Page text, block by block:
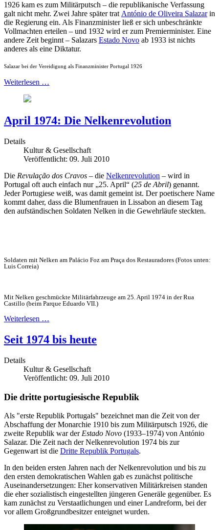
1926 kam es zum Militärputsch – die republikanische Verfassung
galt nicht mehr. Zwei Jahre später trat António de Oliveira Salazarin
die Regierung ein. Als Finanzminister ließ er sich unbeschränkte
Vollmachten erteilen – und 1932 wird er zum Premierminister. Eine
andere Zeit beginnt – Salazars Estado Novo ab 1933 ist nichts
anderes als eine Diktatur.
Salazar bei der Vereidigung als Finanzminister Portugal 1926
Weiterlesen …
April 1974: Die Nelkenrevolution
Details
Kultur & Gesellschaft
Veröffentlicht: 09. Juli 2010
Die Revulação dos Cravos – die Nelkenrevolution – wird in
Portugal oft auch einfach nur „25. April“ (25 de Abril) genannt.
Jeder Portugiese weiß, was damit gemeint ist. Der poetischere Name
kommt daher, dass die Blumenfrauen in Lissabon an diesem Tag
den aufständischen Soldaten Nelken in die Gewehrläufe steckten.
Soldaten mit Nelken am Palácio Foz am Praça dos Restauradores (Fotos unten:
Luis Correia)
Mit Nelken geschmückte Militärfahrzeuge am 25. April 1974 in der Rua
Castillo (beim Parque Eduardo VII.)
Weiterlesen …
Seit 1974 bis heute
Details
Kultur & Gesellschaft
Veröffentlicht: 09. Juli 2010
Die dritte portugiesische Republik
Als "erste Republik Portugals" bezeichnet man die Zeit von der
Abschaffung der Monarchie 1910 bis zum Militärputsch 1926, die
zweite Republik war der Estado Novo (1933–1974) von António
Salazar. Die Zeit nach der Nelkenrevolution 1974 bis zur
Gegenwart ist die Dritte Republik Portugals.
In den beiden ersten Jahren nach der Nelkenrevolution und bis zu
den ersten demokratischen Wahlen gab es zunächst politische
Auseinandersetzungen: Eher konservativen Militärkreisen standen
die eher sozialistisch eingestellten jüngeren Generäle gegenüber. Es
kam zunächst zu Verstaatlichungen und einer Landreform, bei der
vor allem Großgrundbesitzer enteignet wurden.